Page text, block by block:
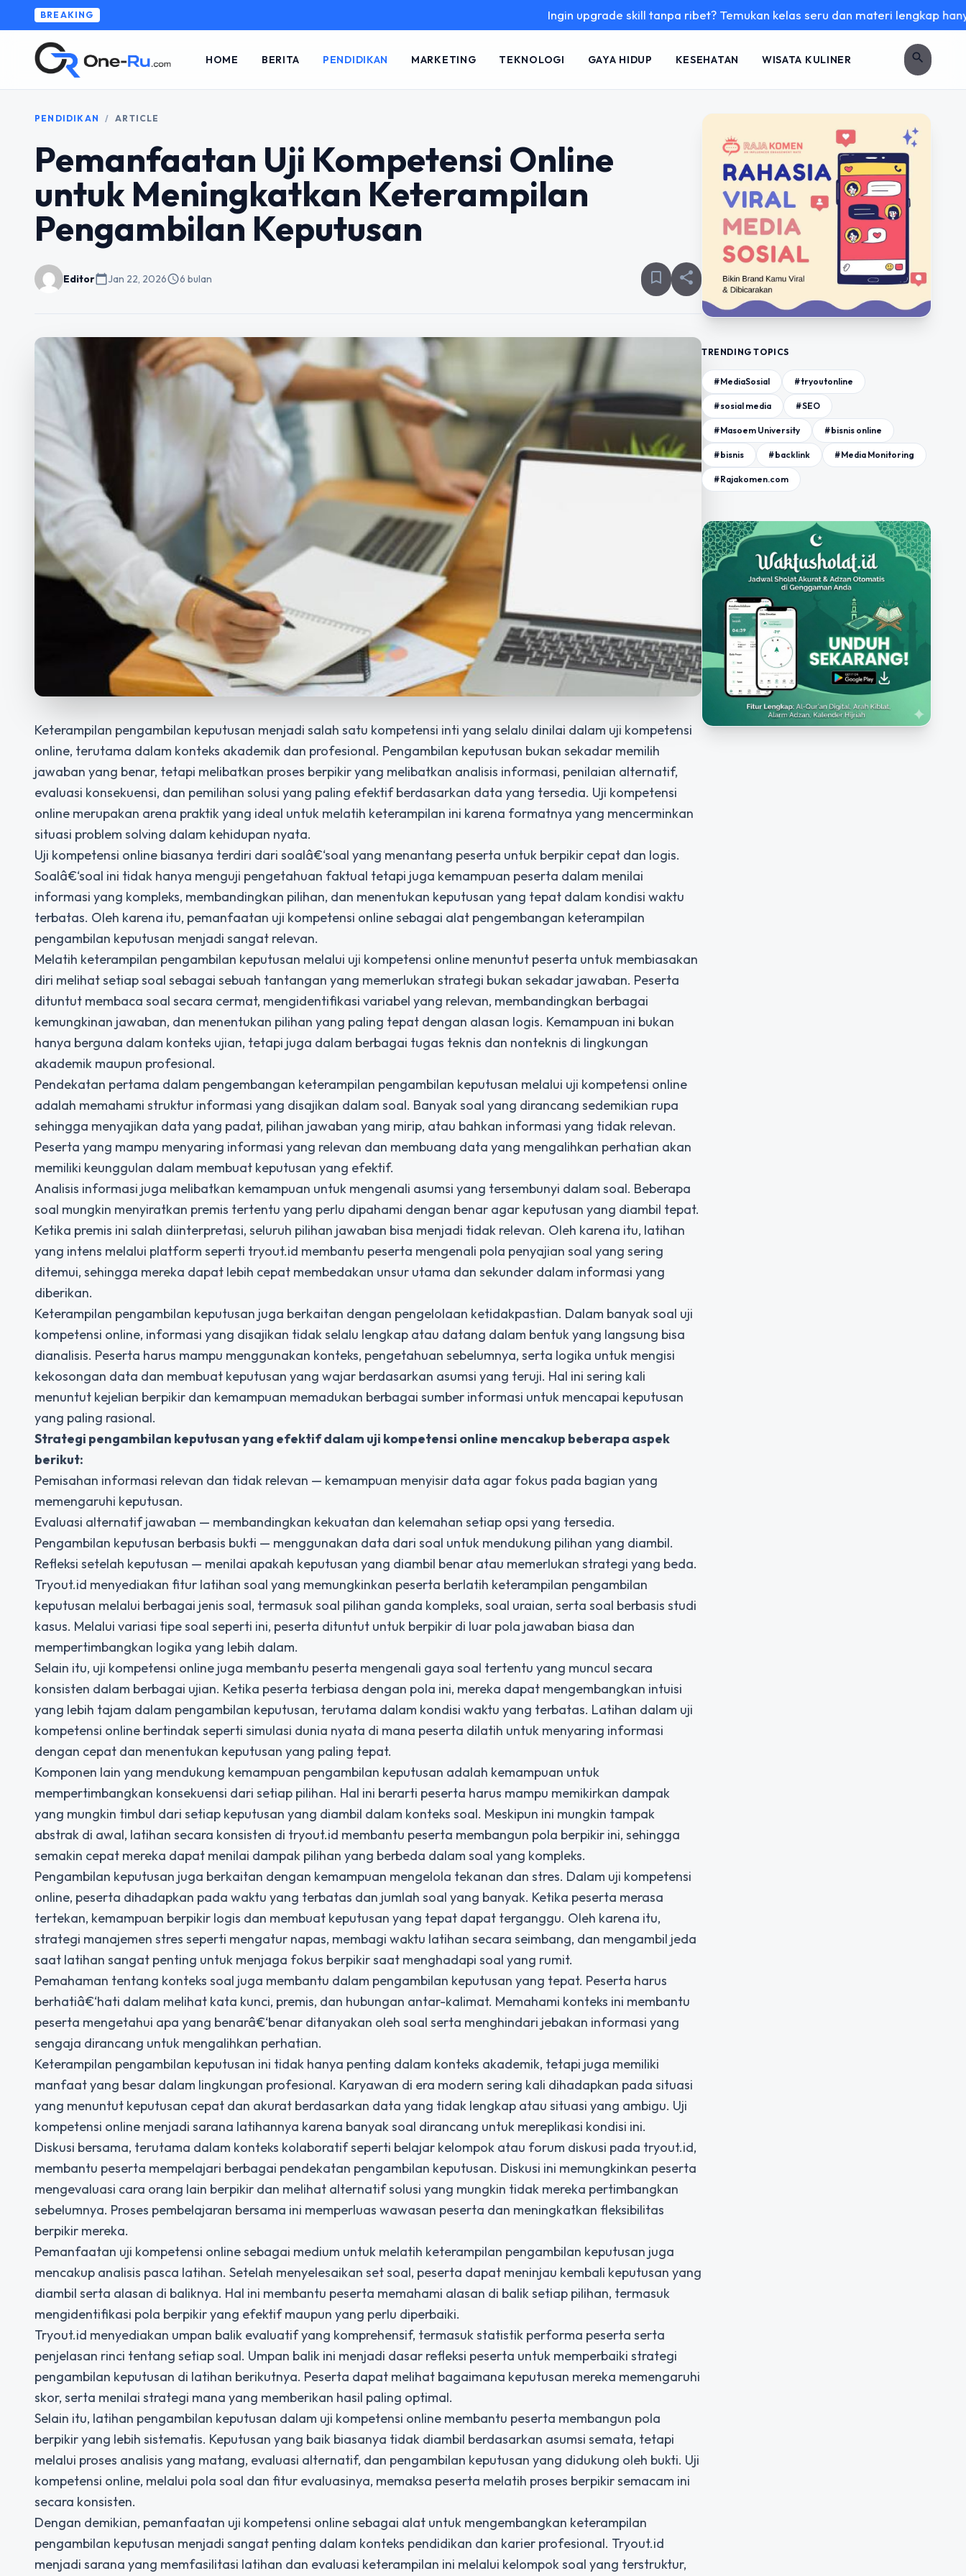
BREAKING Ingin upgrade skill tanpa ribet? Temukan kelas seru dan materi lengkap hanya di
HOME BERITA PENDIDIKAN MARKETING TEKNOLOGI GAYA HIDUP KESEHATAN WISATA KULINER search
PENDIDIKAN / ARTICLE
Pemanfaatan Uji Kompetensi Online
untuk Meningkatkan Keterampilan
Pengambilan Keputusan
Editorcalendar_today Jan 22, 2026schedule6 bulan bookmark_border share
Keterampilan pengambilan keputusan menjadi salah satu kompetensi inti yang selalu dinilai dalam uji kompetensi
online, terutama dalam konteks akademik dan profesional. Pengambilan keputusan bukan sekadar memilih
jawaban yang benar, tetapi melibatkan proses berpikir yang melibatkan analisis informasi, penilaian alternatif,
evaluasi konsekuensi, dan pemilihan solusi yang paling efektif berdasarkan data yang tersedia. Uji kompetensi
online merupakan arena praktik yang ideal untuk melatih keterampilan ini karena formatnya yang mencerminkan
situasi problem solving dalam kehidupan nyata.
Uji kompetensi online biasanya terdiri dari soalâ€‘soal yang menantang peserta untuk berpikir cepat dan logis.
Soalâ€‘soal ini tidak hanya menguji pengetahuan faktual tetapi juga kemampuan peserta dalam menilai
informasi yang kompleks, membandingkan pilihan, dan menentukan keputusan yang tepat dalam kondisi waktu
terbatas. Oleh karena itu, pemanfaatan uji kompetensi online sebagai alat pengembangan keterampilan
pengambilan keputusan menjadi sangat relevan.
Melatih keterampilan pengambilan keputusan melalui uji kompetensi online menuntut peserta untuk membiasakan
diri melihat setiap soal sebagai sebuah tantangan yang memerlukan strategi bukan sekadar jawaban. Peserta
dituntut membaca soal secara cermat, mengidentifikasi variabel yang relevan, membandingkan berbagai
kemungkinan jawaban, dan menentukan pilihan yang paling tepat dengan alasan logis. Kemampuan ini bukan
hanya berguna dalam konteks ujian, tetapi juga dalam berbagai tugas teknis dan nonteknis di lingkungan
akademik maupun profesional.
Pendekatan pertama dalam pengembangan keterampilan pengambilan keputusan melalui uji kompetensi online
adalah memahami struktur informasi yang disajikan dalam soal. Banyak soal yang dirancang sedemikian rupa
sehingga menyajikan data yang padat, pilihan jawaban yang mirip, atau bahkan informasi yang tidak relevan.
Peserta yang mampu menyaring informasi yang relevan dan membuang data yang mengalihkan perhatian akan
memiliki keunggulan dalam membuat keputusan yang efektif.
Analisis informasi juga melibatkan kemampuan untuk mengenali asumsi yang tersembunyi dalam soal. Beberapa
soal mungkin menyiratkan premis tertentu yang perlu dipahami dengan benar agar keputusan yang diambil tepat.
Ketika premis ini salah diinterpretasi, seluruh pilihan jawaban bisa menjadi tidak relevan. Oleh karena itu, latihan
yang intens melalui platform seperti tryout.id membantu peserta mengenali pola penyajian soal yang sering
ditemui, sehingga mereka dapat lebih cepat membedakan unsur utama dan sekunder dalam informasi yang
diberikan.
Keterampilan pengambilan keputusan juga berkaitan dengan pengelolaan ketidakpastian. Dalam banyak soal uji
kompetensi online, informasi yang disajikan tidak selalu lengkap atau datang dalam bentuk yang langsung bisa
dianalisis. Peserta harus mampu menggunakan konteks, pengetahuan sebelumnya, serta logika untuk mengisi
kekosongan data dan membuat keputusan yang wajar berdasarkan asumsi yang teruji. Hal ini sering kali
menuntut kejelian berpikir dan kemampuan memadukan berbagai sumber informasi untuk mencapai keputusan
yang paling rasional.
Strategi pengambilan keputusan yang efektif dalam uji kompetensi online mencakup beberapa aspek
berikut:
Pemisahan informasi relevan dan tidak relevan — kemampuan menyisir data agar fokus pada bagian yang
memengaruhi keputusan.
Evaluasi alternatif jawaban — membandingkan kekuatan dan kelemahan setiap opsi yang tersedia.
Pengambilan keputusan berbasis bukti — menggunakan data dari soal untuk mendukung pilihan yang diambil.
Refleksi setelah keputusan — menilai apakah keputusan yang diambil benar atau memerlukan strategi yang beda.
Tryout.id menyediakan fitur latihan soal yang memungkinkan peserta berlatih keterampilan pengambilan
keputusan melalui berbagai jenis soal, termasuk soal pilihan ganda kompleks, soal uraian, serta soal berbasis studi
kasus. Melalui variasi tipe soal seperti ini, peserta dituntut untuk berpikir di luar pola jawaban biasa dan
mempertimbangkan logika yang lebih dalam.
Selain itu, uji kompetensi online juga membantu peserta mengenali gaya soal tertentu yang muncul secara
konsisten dalam berbagai ujian. Ketika peserta terbiasa dengan pola ini, mereka dapat mengembangkan intuisi
yang lebih tajam dalam pengambilan keputusan, terutama dalam kondisi waktu yang terbatas. Latihan dalam uji
kompetensi online bertindak seperti simulasi dunia nyata di mana peserta dilatih untuk menyaring informasi
dengan cepat dan menentukan keputusan yang paling tepat.
Komponen lain yang mendukung kemampuan pengambilan keputusan adalah kemampuan untuk
mempertimbangkan konsekuensi dari setiap pilihan. Hal ini berarti peserta harus mampu memikirkan dampak
yang mungkin timbul dari setiap keputusan yang diambil dalam konteks soal. Meskipun ini mungkin tampak
abstrak di awal, latihan secara konsisten di tryout.id membantu peserta membangun pola berpikir ini, sehingga
semakin cepat mereka dapat menilai dampak pilihan yang berbeda dalam soal yang kompleks.
Pengambilan keputusan juga berkaitan dengan kemampuan mengelola tekanan dan stres. Dalam uji kompetensi
online, peserta dihadapkan pada waktu yang terbatas dan jumlah soal yang banyak. Ketika peserta merasa
tertekan, kemampuan berpikir logis dan membuat keputusan yang tepat dapat terganggu. Oleh karena itu,
strategi manajemen stres seperti mengatur napas, membagi waktu latihan secara seimbang, dan mengambil jeda
saat latihan sangat penting untuk menjaga fokus berpikir saat menghadapi soal yang rumit.
Pemahaman tentang konteks soal juga membantu dalam pengambilan keputusan yang tepat. Peserta harus
berhatiâ€‘hati dalam melihat kata kunci, premis, dan hubungan antar-kalimat. Memahami konteks ini membantu
peserta mengetahui apa yang benarâ€‘benar ditanyakan oleh soal serta menghindari jebakan informasi yang
sengaja dirancang untuk mengalihkan perhatian.
Keterampilan pengambilan keputusan ini tidak hanya penting dalam konteks akademik, tetapi juga memiliki
manfaat yang besar dalam lingkungan profesional. Karyawan di era modern sering kali dihadapkan pada situasi
yang menuntut keputusan cepat dan akurat berdasarkan data yang tidak lengkap atau situasi yang ambigu. Uji
kompetensi online menjadi sarana latihannya karena banyak soal dirancang untuk mereplikasi kondisi ini.
Diskusi bersama, terutama dalam konteks kolaboratif seperti belajar kelompok atau forum diskusi pada tryout.id,
membantu peserta mempelajari berbagai pendekatan pengambilan keputusan. Diskusi ini memungkinkan peserta
mengevaluasi cara orang lain berpikir dan melihat alternatif solusi yang mungkin tidak mereka pertimbangkan
sebelumnya. Proses pembelajaran bersama ini memperluas wawasan peserta dan meningkatkan fleksibilitas
berpikir mereka.
Pemanfaatan uji kompetensi online sebagai medium untuk melatih keterampilan pengambilan keputusan juga
mencakup analisis pasca latihan. Setelah menyelesaikan set soal, peserta dapat meninjau kembali keputusan yang
diambil serta alasan di baliknya. Hal ini membantu peserta memahami alasan di balik setiap pilihan, termasuk
mengidentifikasi pola berpikir yang efektif maupun yang perlu diperbaiki.
Tryout.id menyediakan umpan balik evaluatif yang komprehensif, termasuk statistik performa peserta serta
penjelasan rinci tentang setiap soal. Umpan balik ini menjadi dasar refleksi peserta untuk memperbaiki strategi
pengambilan keputusan di latihan berikutnya. Peserta dapat melihat bagaimana keputusan mereka memengaruhi
skor, serta menilai strategi mana yang memberikan hasil paling optimal.
Selain itu, latihan pengambilan keputusan dalam uji kompetensi online membantu peserta membangun pola
berpikir yang lebih sistematis. Keputusan yang baik biasanya tidak diambil berdasarkan asumsi semata, tetapi
melalui proses analisis yang matang, evaluasi alternatif, dan pengambilan keputusan yang didukung oleh bukti. Uji
kompetensi online, melalui pola soal dan fitur evaluasinya, memaksa peserta melatih proses berpikir semacam ini
secara konsisten.
Dengan demikian, pemanfaatan uji kompetensi online sebagai alat untuk mengembangkan keterampilan
pengambilan keputusan menjadi sangat penting dalam konteks pendidikan dan karier profesional. Tryout.id
menjadi sarana yang memfasilitasi latihan dan evaluasi keterampilan ini melalui kelompok soal yang terstruktur,
TRENDING TOPICS
#MediaSosial #tryoutonline
#sosial media #SEO
#Masoem University #bisnis online
#bisnis #backlink #Media Monitoring
#Rajakomen.com